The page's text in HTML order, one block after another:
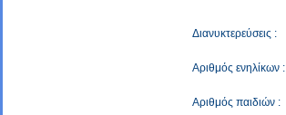
Διανυκτερεύσεις :
Αριθμός ενηλίκων :
Αριθμός παιδιών :